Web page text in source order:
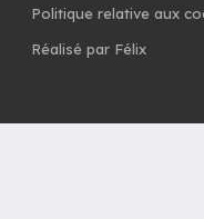
Politique relative aux
Réalisé par Félix